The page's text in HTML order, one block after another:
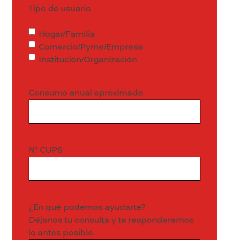
Tipo de usuario
Hogar/Familia
Comercio/Pyme/Empresa
Institución/Organización
Consumo anual aproximado
Nº CUPS
¿En qué podemos ayudarte?
Déjanos tu consulta y te responderemos
lo antes posible.